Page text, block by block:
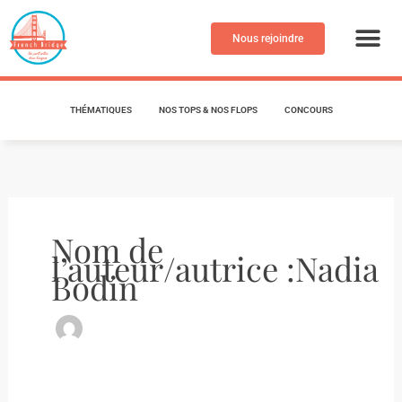
Aller
au
contenu
Nous rejoindre
THÉMATIQUES NOS TOPS & NOS FLOPS CONCOURS
Nom de
l’auteur/autrice :Nadia
Bodin